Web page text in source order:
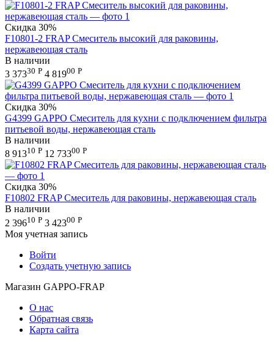
Скидка 30%
F10801-2 FRAP Смеситель высокий для раковины,
нержавеющая сталь
В наличии
3 37330 Р 4 81900 Р
Скидка 30%
G4399 GAPPO Смеситель для кухни с подключением фильтра
питьевой воды, нержавеющая сталь
В наличии
8 91310 Р 12 73300 Р
Скидка 30%
F10802 FRAP Смеситель для раковины, нержавеющая сталь
В наличии
2 39610 Р 3 42300 Р
Моя учетная запись
Войти
Создать учетную запись
Магазин GAPPO-FRAP
О нас
Обратная связь
Карта сайта